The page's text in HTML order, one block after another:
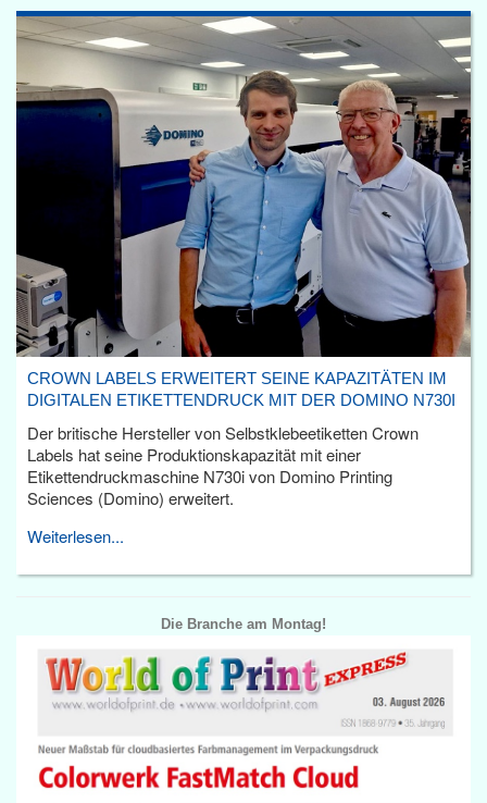
CROWN LABELS ERWEITERT SEINE KAPAZITÄTEN IM
DIGITALEN ETIKETTENDRUCK MIT DER DOMINO N730I
Der britische Hersteller von Selbstklebeetiketten Crown
Labels hat seine Produktionskapazität mit einer
Etikettendruckmaschine N730i von Domino Printing
Sciences (Domino) erweitert.
Weiterlesen...
Die Branche am Montag!